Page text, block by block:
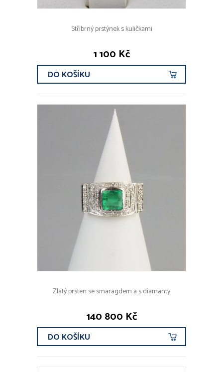
Stříbrný prstýnek s kuličkami
1 100 Kč
DO KOŠÍKU
Zlatý prsten se smaragdem a s diamanty
140 800 Kč
DO KOŠÍKU